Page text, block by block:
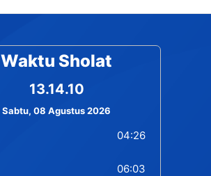
Waktu Sholat
13.14.11
Sabtu, 08 Agustus 2026
04:26
06:03